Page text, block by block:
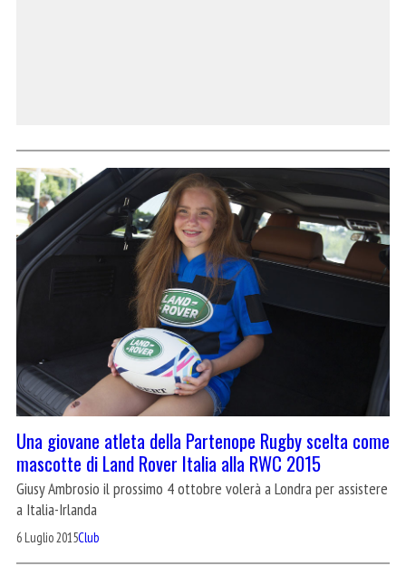
Una giovane atleta della Partenope Rugby scelta come
mascotte di Land Rover Italia alla RWC 2015
Giusy Ambrosio il prossimo 4 ottobre volerà a Londra per assistere
a Italia-Irlanda
6 Luglio 2015Club